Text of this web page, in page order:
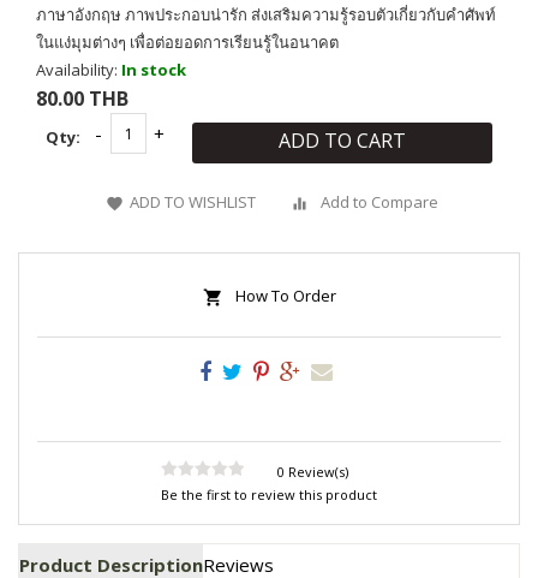
ภาษาอังกฤษ ภาพประกอบน่ารัก ส่งเสริมความรู้รอบตัวเกี่ยวกับคำศัพท์
ในแง่มุมต่างๆ เพื่อต่อยอดการเรียนรู้ในอนาคต
Availability: In stock
80.00 THB
Qty: ADD TO CART
ADD TO WISHLIST Add to Compare
How To Order
0 Review(s)
Be the first to review this product
Product DescriptionReviews